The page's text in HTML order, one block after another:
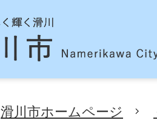
滑川市ホームページ